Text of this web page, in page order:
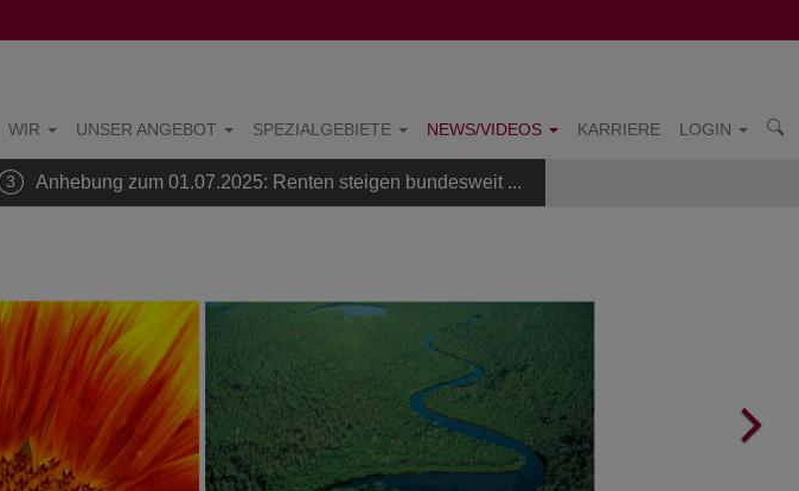
WIR UNSER ANGEBOT SPEZIALGEBIETE NEWS/VIDEOS KARRIERE LOGIN
3 Anhebung zum 01.07.2025: Renten steigen bundesweit ...